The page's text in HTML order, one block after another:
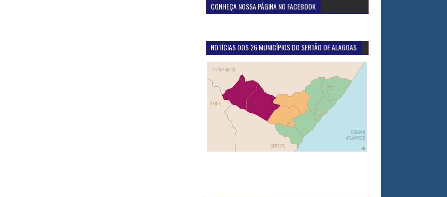
CONHEÇA NOSSA PÁGINA NO FACEBOOK
NOTÍCIAS DOS 26 MUNICÍPIOS DO SERTÃO DE ALAGOAS